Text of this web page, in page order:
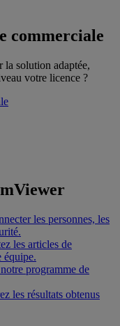
commerciale
la solution adaptée,
votre licence ?
les personnes, les
les articles de
équipe.
programme de
les résultats obtenus